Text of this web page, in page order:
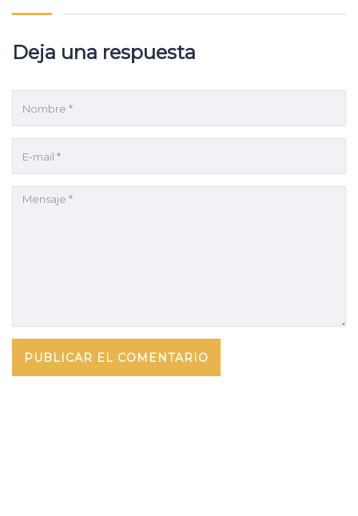
Deja una respuesta